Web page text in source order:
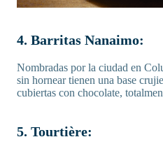
4. Barritas Nanaimo:
Nombradas por la ciudad en
sin hornear tienen una base
cubiertas con chocolate,
5. Tourtière: